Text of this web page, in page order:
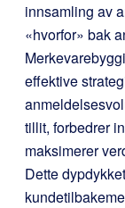
innsamling av
«hvorfor» bak
effektive
tillit, forbedrer
maksimerer
Dette